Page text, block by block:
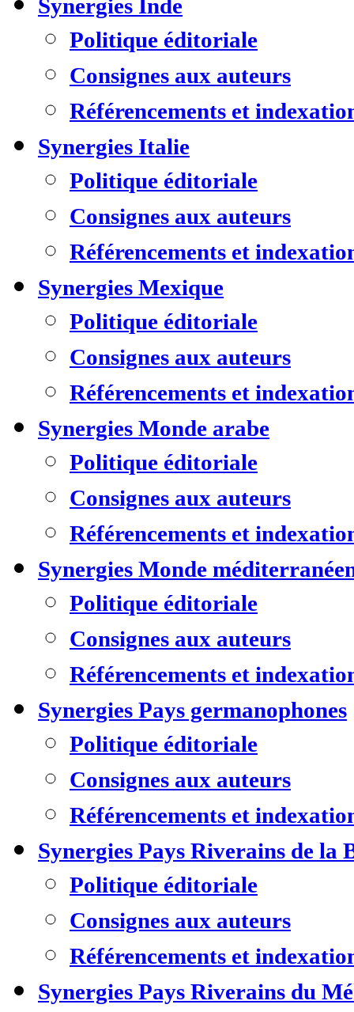
Synergies Inde
Politique éditoriale
Consignes aux auteurs
Référencements et
Synergies Italie
Politique éditoriale
Consignes aux auteurs
Référencements et
Synergies Mexique
Politique éditoriale
Consignes aux auteurs
Référencements et
Synergies Monde arabe
Politique éditoriale
Consignes aux auteurs
Référencements et
Synergies Monde
Politique éditoriale
Consignes aux auteurs
Référencements et
Synergies Pays germanophones
Politique éditoriale
Consignes aux auteurs
Référencements et
Synergies Pays Riverains de la
Politique éditoriale
Consignes aux auteurs
Référencements et
Synergies Pays Riverains du